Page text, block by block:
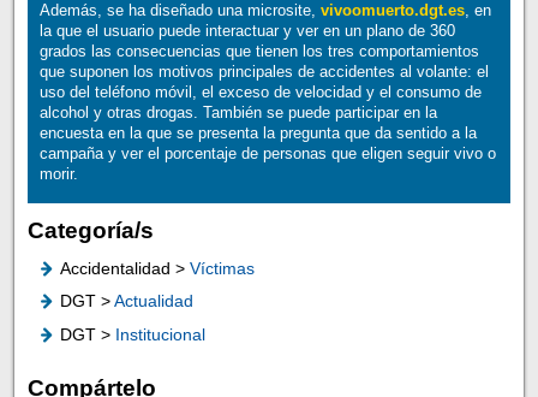
Además, se ha diseñado una microsite, vivoomuerto.dgt.es, en
la que el usuario puede interactuar y ver en un plano de 360
grados las consecuencias que tienen los tres comportamientos
que suponen los motivos principales de accidentes al volante: el
uso del teléfono móvil, el exceso de velocidad y el consumo de
alcohol y otras drogas. También se puede participar en la
encuesta en la que se presenta la pregunta que da sentido a la
campaña y ver el porcentaje de personas que eligen seguir vivo o
morir.
Categoría/s
Accidentalidad > Víctimas
DGT >Actualidad
DGT > Institucional
Compártelo